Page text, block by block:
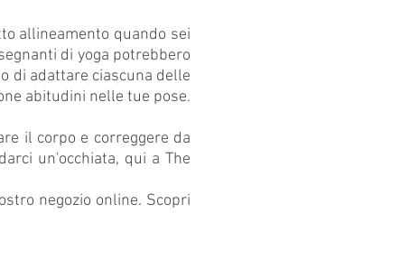
allineamento quando sei
di yoga potrebbero
di adattare ciascuna delle
abitudini nelle tue pose.
il corpo e correggere da
un'occhiata, qui a The
negozio online. Scopri